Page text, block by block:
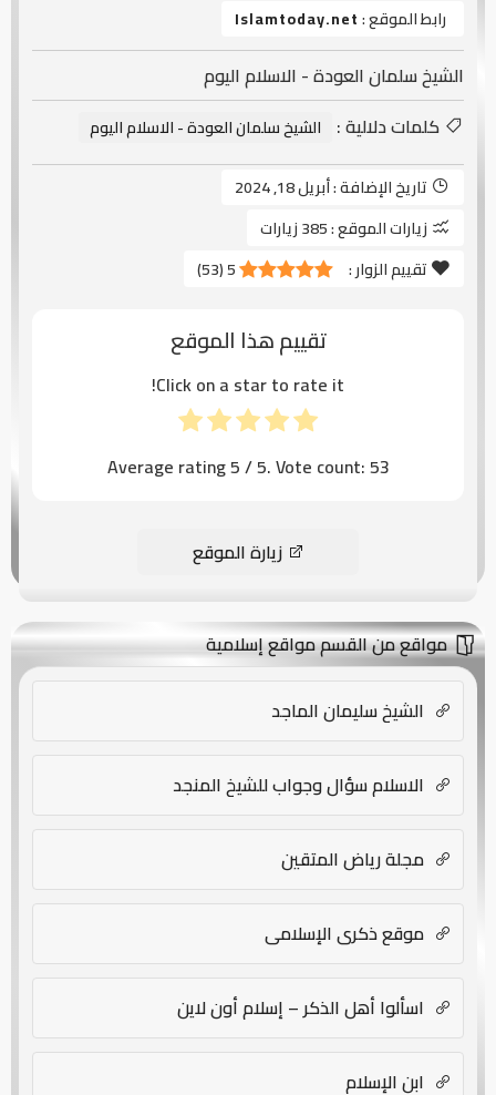
رابط الموقع :Islamtoday.net
الشيخ سلمان العودة - الاسلام اليوم
كلمات دلالية :
الشيخ سلمان العودة - الاسلام اليوم
تاريخ الإضافة :أبريل 18, 2024
زيارات الموقع :385 زيارات
تقييم الزوار :
5
(
53
)
تقييم هذا الموقع
Click on a star to rate it!
Average rating5/ 5. Vote count:53
زيارة الموقع
مواقع من القسم مواقع إسلامية
الشيخ سليمان الماجد
الاسلام سؤال وجواب للشيخ المنجد
مجلة رياض المتقين
موقع ذكرى الإسلامي
اسألوا أهل الذكر – إسلام أون لاين
ابن الإسلام